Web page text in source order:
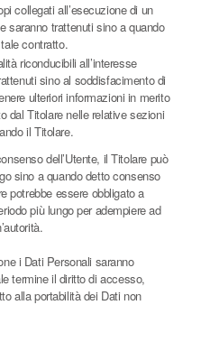
collegati all’esecuzione di un
saranno trattenuti sino a quando
contratto.
riconducibili all’interesse
sino al soddisfacimento di
ulteriori informazioni in merito
dal Titolare nelle relative sezioni
il Titolare.
dell’Utente, il Titolare può
sino a quando detto consenso
potrebbe essere obbligato a
più lungo per adempiere ad
i Dati Personali saranno
termine il diritto di accesso,
alla portabilità dei Dati non